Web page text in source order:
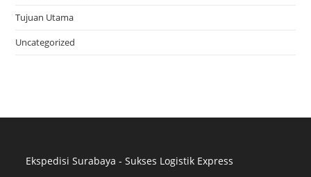
Tujuan Utama
Uncategorized
Ekspedisi Surabaya - Sukses Logistik Express